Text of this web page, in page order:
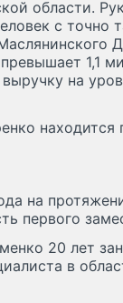
области.
с точно
1,1
на
на
первого
20 лет
в